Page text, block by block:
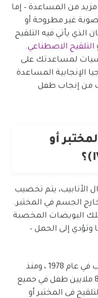
من المساعدة – إما
غير مطروحة أو
الذي يأتي فيه التلقيح
التلقيح الاصطناعي.
لمساعدتك على
الإنجابية المساعدة
من إنجاب طفل
أو
)؟
الأنابيب، يتم تخصيب
الجسم في المختبر.
تلك البويضات المخصبة
وتؤدي إلى الحمل –
وُلد أول طفل من أطفال الأنابيب في عام 1978 ، ومنذ
ذلك الحين ، تبعه ما يقدر بنحو 8 ملايين طفل في جميع
فى المختبر أو